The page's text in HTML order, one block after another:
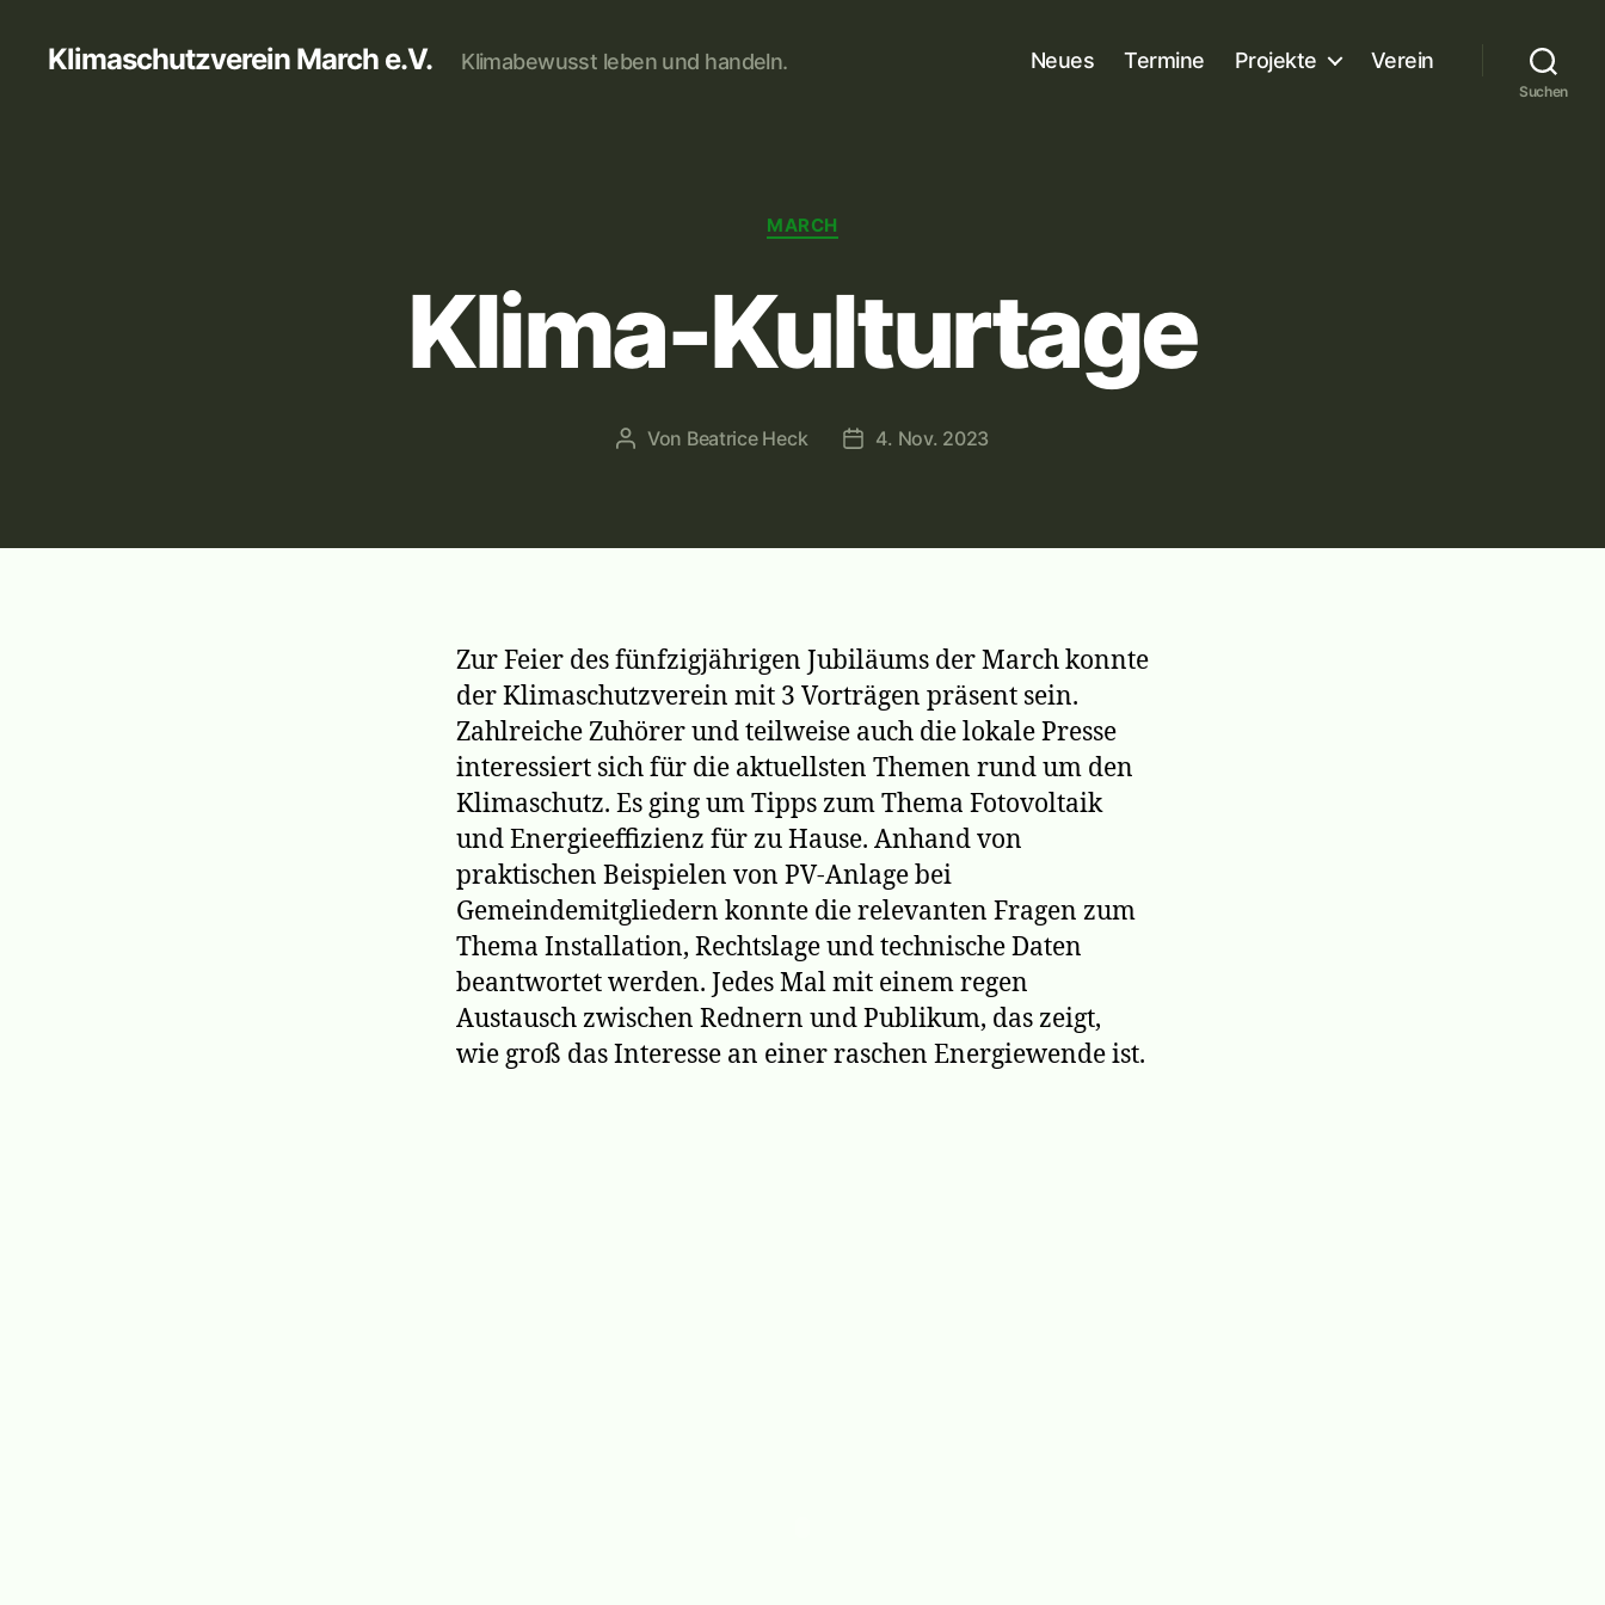
Klimaschutzverein March e.V. Klimabewusst leben und handeln. Neues Termine Projekte Verein
Suchen
Kategorien
MARCH
Klima-Kulturtage
Beitragsautor
Von Beatrice Heck Veröffentlichungsdatum
4. Nov. 2023
Zur Feier des fünfzigjährigen Jubiläums der March konnte
der Klimaschutzverein mit 3 Vorträgen präsent sein.
Zahlreiche Zuhörer und teilweise auch die lokale Presse
interessiert sich für die aktuellsten Themen rund um den
Klimaschutz. Es ging um Tipps zum Thema Fotovoltaik
und Energieeffizienz für zu Hause. Anhand von
praktischen Beispielen von PV-Anlage bei
Gemeindemitgliedern konnte die relevanten Fragen zum
Thema Installation, Rechtslage und technische Daten
beantwortet werden. Jedes Mal mit einem regen
Austausch zwischen Rednern und Publikum, das zeigt,
wie groß das Interesse an einer raschen Energiewende ist.